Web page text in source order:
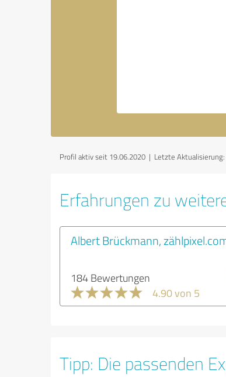
Profil aktiv seit 19.06.2020 | Letzte
Erfahrungen zu
Albert Brückmann,
184 Bewertungen
4.90 von 5
Tipp: Die passenden